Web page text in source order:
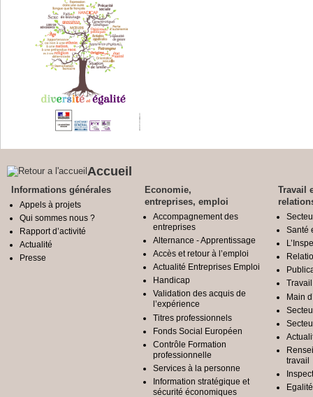
Accueil
Informations générales
Appels à projets
Qui sommes nous ?
Rapport d’activité
Actualité
Presse
Economie,
entreprises, emploi
Accompagnement des
entreprises
Alternance - Apprentissage
Accès et retour à l’emploi
Actualité Entreprises Emploi
Handicap
Validation des acquis de
l’expérience
Titres professionnels
Fonds Social Européen
Contrôle Formation
professionnelle
Services à la personne
Information stratégique et
sécurité économiques
Travail
Santé
Main
travail